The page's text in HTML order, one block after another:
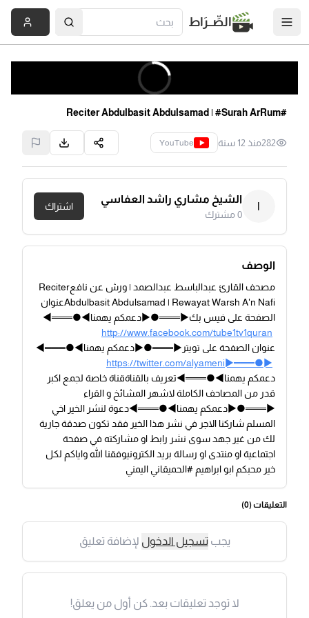
الصِّــرَاط
#Reciter Abdulbasit Abdulsamad | #Surah ArRum
282منذ 12 سنة YouTube
ا
الشيخ مشاري راشد العفاسي
0مشترك
اشتراك
الوصف
مصحف القارئ عبدالباسط عبدالصمد | ورش عن نافعReciter
Abdulbasit Abdulsamad | Rewayat Warsh A'n Nafiعنوان
الصفحة على فيس بك►═══●►دعمكم يهمنا◄●═══◄
http://www.facebook.com/tube1tv1quran
عنوان الصفحة على تويتر►═══●►دعمكم يهمنا◄●═══◄
https://twitter.com/alyameni►═══●►
دعمكم يهمنا◄●═══◄تعريف بالقناةقناة خاصة لجمع اكبر
قدر من المصاحف الكاملة لاشهر المشائخ و القراء
►═══●►دعمكم يهمنا◄●═══◄دعوة لنشر الخير اخي
المسلم شاركنا الاجر في نشر هذا الخير فقد تكون صدقة جارية
لك من غير جهد سوى نشر رابط او مشاركته في صفحة
اجتماعية او منتدى او رسالة بريد الكترونيوفقنا الله واياكم لكل
خير محبكم ابو ابراهيم #الحميقاني اليمني
التعليقات (0
)
يجبتسجيل الدخول لإضافة تعليق
لا توجد تعليقات بعد. كن أول من يعلق!